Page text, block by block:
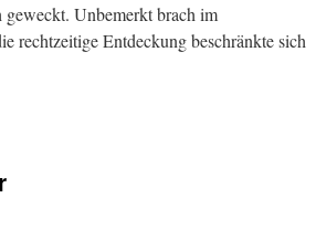
Unbemerkt brach im
rechtzeitige Entdeckung beschränkte sich